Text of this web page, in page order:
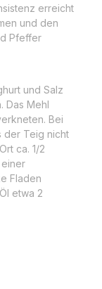
erreicht
und den
Pfeffer
und Salz
Das Mehl
Bei
der Teig nicht
ca. 1/2
Fladen
etwa 2